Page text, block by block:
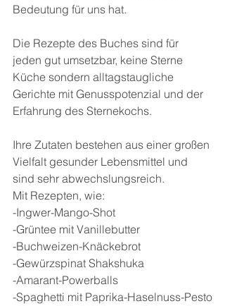
Bedeutung für uns hat.
Die Rezepte des Buches sind für
jeden gut umsetzbar, keine Sterne
Küche sondern alltagstaugliche
Gerichte mit Genusspotenzial und der
Erfahrung des Sternekochs.
Ihre Zutaten bestehen aus einer großen
Vielfalt gesunder Lebensmittel und
sind sehr abwechslungsreich.
Mit Rezepten, wie:
-Ingwer-Mango-Shot
-Grüntee mit Vanillebutter
-Buchweizen-Knäckebrot
-Gewürzspinat Shakshuka
-Amarant-Powerballs
-Spaghetti mit Paprika-Haselnuss-Pesto